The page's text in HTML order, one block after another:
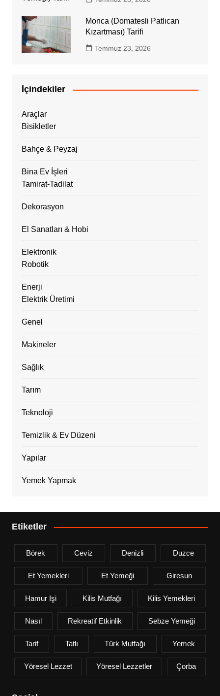
Monca (Domatesli Patlıcan
Kızartması) Tarifi
Temmuz 23, 2026
İçindekiler
Araçlar
Bisikletler
Bahçe & Peyzaj
Bina Ev İşleri
Tamirat-Tadilat
Dekorasyon
El Sanatları & Hobi
Elektronik
Robotik
Enerji
Elektrik Üretimi
Genel
Makineler
Sağlık
Tarım
Teknoloji
Temizlik & Ev Düzeni
Yapılar
Yemek Yapmak
Etiketler
Börek Ceviz Denizli Duzce
Et Yemekleri Et Yemeği Giresun
Hamur Işi Kilis Mutfağı Kilis Yemekleri
Nasıl Rekreatif Etkinlik Sebze Yemeği
Tarif Tatlı Türk Mutfağı Yemek
Yöresel Lezzet Yöresel Lezzetler Çorba